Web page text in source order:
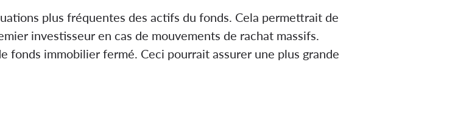
plus fréquentes des actifs du fonds. Cela permettrait de
investisseur en cas de mouvements de rachat massifs.
fonds immobilier fermé. Ceci pourrait assurer une plus grande